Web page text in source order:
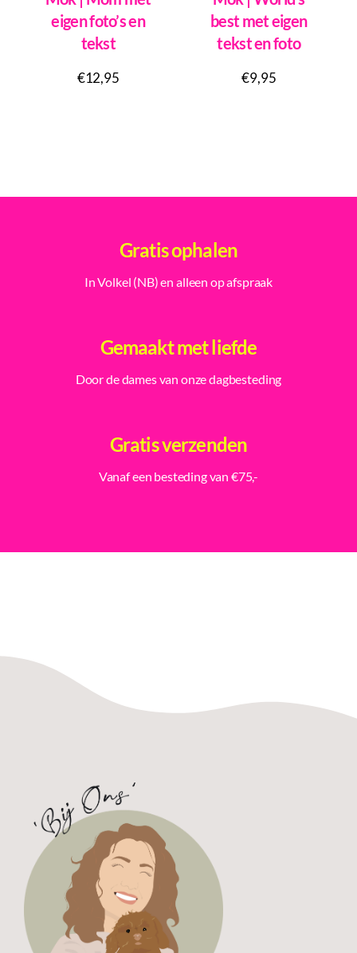
eigen foto’s en
tekst
€12,95
best met eigen
tekst en foto
€9,95
Gratis ophalen
In Volkel (NB) en alleen op afspraak
Gemaakt met liefde
Door de dames van onze dagbesteding
Gratis verzenden
Vanaf een besteding van €75,-